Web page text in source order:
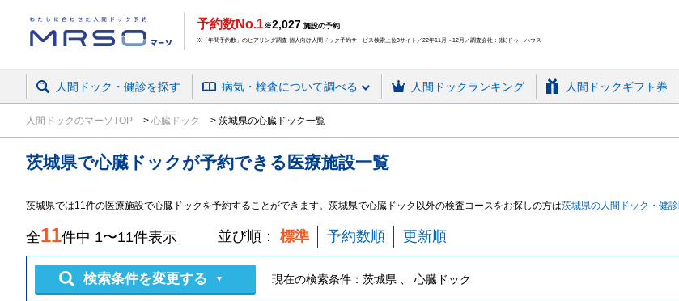
予約数No.1※2,027 施設の予約
※「年間予約数」のヒアリング調査 個人向け人間ドック予約サービス検索上位3サイト／22年11月～12月／調査会社：(株)ドゥ・ハウス
人間ドック・健診を探す 病気・検査について調べる 人間ドックランキング 人間ドックギフト券
人間ドックのマーソTOP 心臓ドック 茨城県の心臓ドック一覧
茨城県で心臓ドックが予約できる 医療施設一覧
茨城県では11件の医療施設で心臓ドック を予約することができます。 茨城県で心臓ドック 以外の検査コースをお探しの方は茨城県の人間ドック・健診
全11件中 1〜11件表示 並び順： 標準 予約数順 更新順
検索条件を変更する ▼ 現在の検索条件： 茨城県 、 心臓ドック